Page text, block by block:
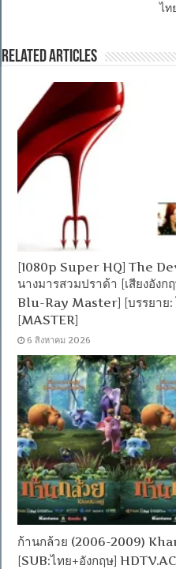
ไท
Related Articles
[1080p Super HQ] The
นางมารสวมปราด้า [เสียงอังก
Blu-Ray Master] [บรรยาย
[MASTER]
6 สิงหาคม 2026
ก้านกล้วย (2006-2009)
[SUB:ไทย+อังกฤษ]